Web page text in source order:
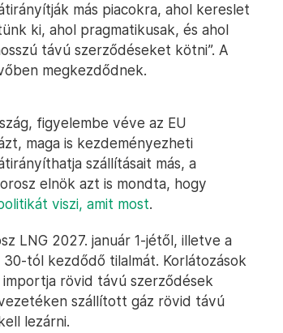
más piacokra, ahol kereslet
ki, ahol pragmatikusak, és ahol
távú szerződéseket kötni”. A
megkezdődnek.
figyelembe véve az EU
maga is kezdeményezheti
szállításait más, a
elnök azt is mondta, hogy
viszi, amit most.
LNG 2027. január 1-jétől, illetve a
tól kezdődő tilalmát. Korlátozások
rövid távú szerződések
szállított gáz rövid távú
lezárni.